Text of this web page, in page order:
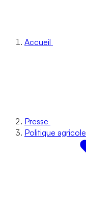
Accueil
Presse
Politique agricole